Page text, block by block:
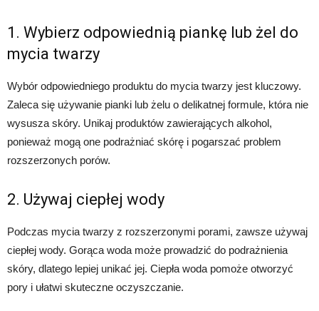
1. Wybierz odpowiednią piankę lub żel do
mycia twarzy
Wybór odpowiedniego produktu do mycia twarzy jest kluczowy.
Zaleca się używanie pianki lub żelu o delikatnej formule, która nie
wysusza skóry. Unikaj produktów zawierających alkohol,
ponieważ mogą one podrażniać skórę i pogarszać problem
rozszerzonych porów.
2. Używaj ciepłej wody
Podczas mycia twarzy z rozszerzonymi porami, zawsze używaj
ciepłej wody. Gorąca woda może prowadzić do podrażnienia
skóry, dlatego lepiej unikać jej. Ciepła woda pomoże otworzyć
pory i ułatwi skuteczne oczyszczanie.